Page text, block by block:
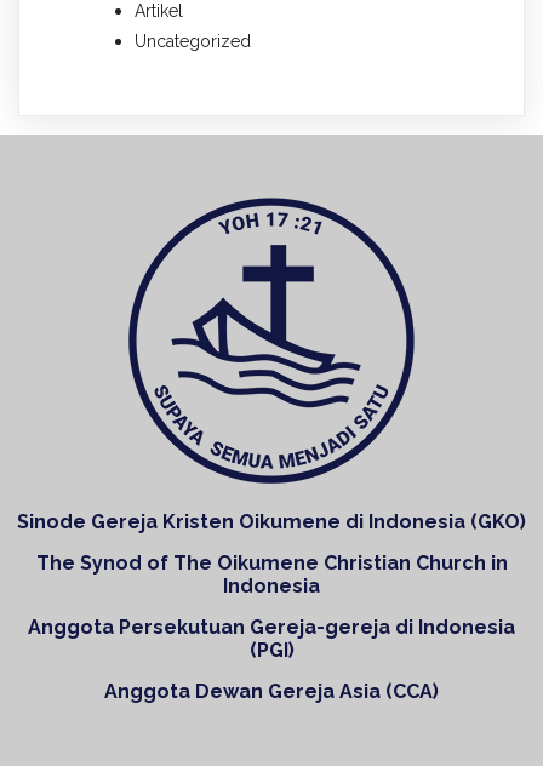
Artikel
Uncategorized
Sinode Gereja Kristen Oikumene di Indonesia (GKO)
The Synod of The Oikumene Christian Church in
Indonesia
Anggota Persekutuan Gereja-gereja di Indonesia
(PGI)
Anggota Dewan Gereja Asia (CCA)